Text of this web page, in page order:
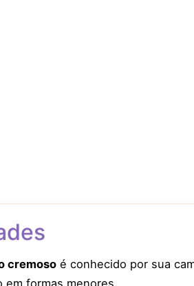
cremoso é conhecido por sua